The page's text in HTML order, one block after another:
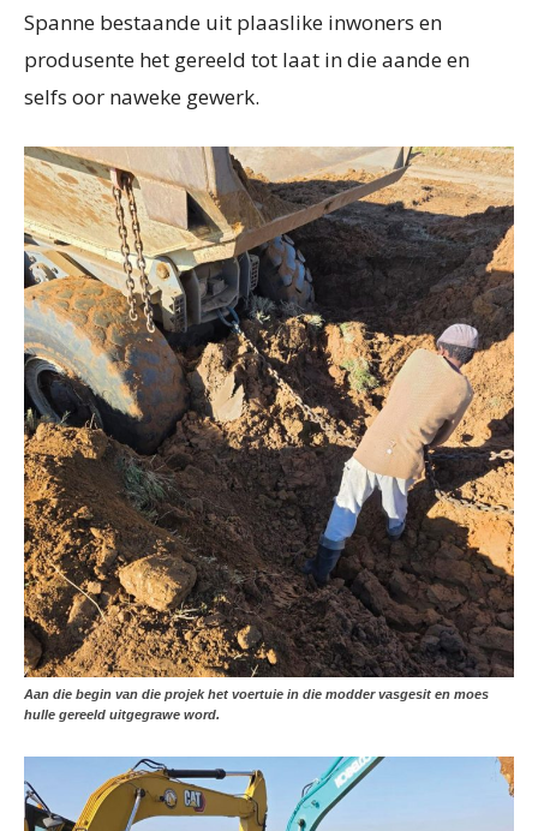
Spanne bestaande uit plaaslike inwoners en
produsente het gereeld tot laat in die aande en
selfs oor naweke gewerk.
Aan die begin van die projek het voertuie in die modder vasgesit en moes
hulle gereeld uitgegrawe word.